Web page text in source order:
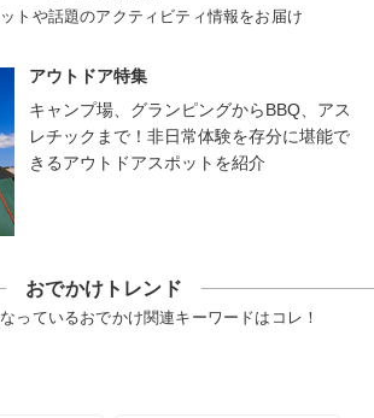
トや話題のアクティビティ情報をお届け
アウトドア特集
キャンプ場、グランピングからBBQ、アス
レチックまで！非日常体験を存分に堪能で
きるアウトドアスポットを紹介
おでかけトレンド
っているおでかけ関連キーワードはコレ！